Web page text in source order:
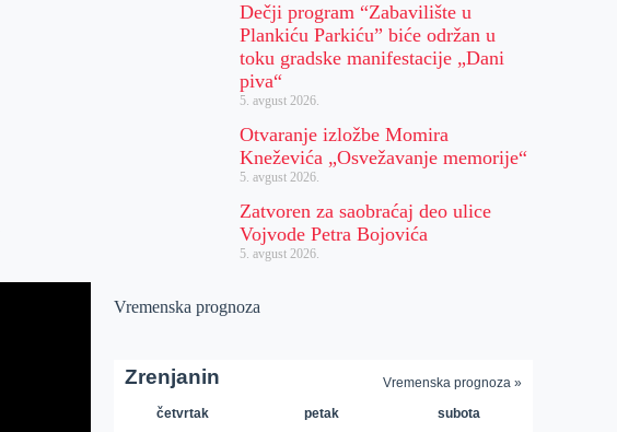
Dečji program “Zabavilište u
Plankiću Parkiću” biće održan u
toku gradske manifestacije „Dani
piva“
5. avgust 2026.
Otvaranje izložbe Momira
Kneževića „Osvežavanje memorije“
5. avgust 2026.
Zatvoren za saobraćaj deo ulice
Vojvode Petra Bojovića
5. avgust 2026.
Vremenska prognoza